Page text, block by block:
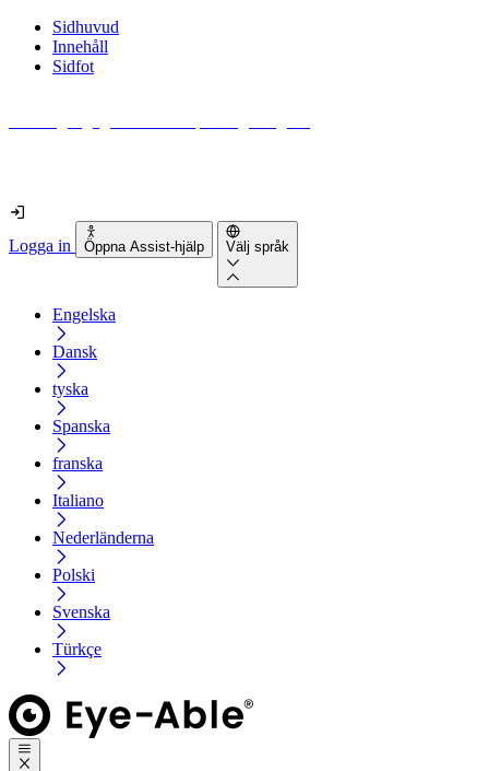
Sidhuvud
Innehåll
Sidfot
Logga in Öppna Assist-hjälp Välj språk
Engelska
Dansk
tyska
Spanska
franska
Italiano
Nederländerna
Polski
Svenska
Türkçe